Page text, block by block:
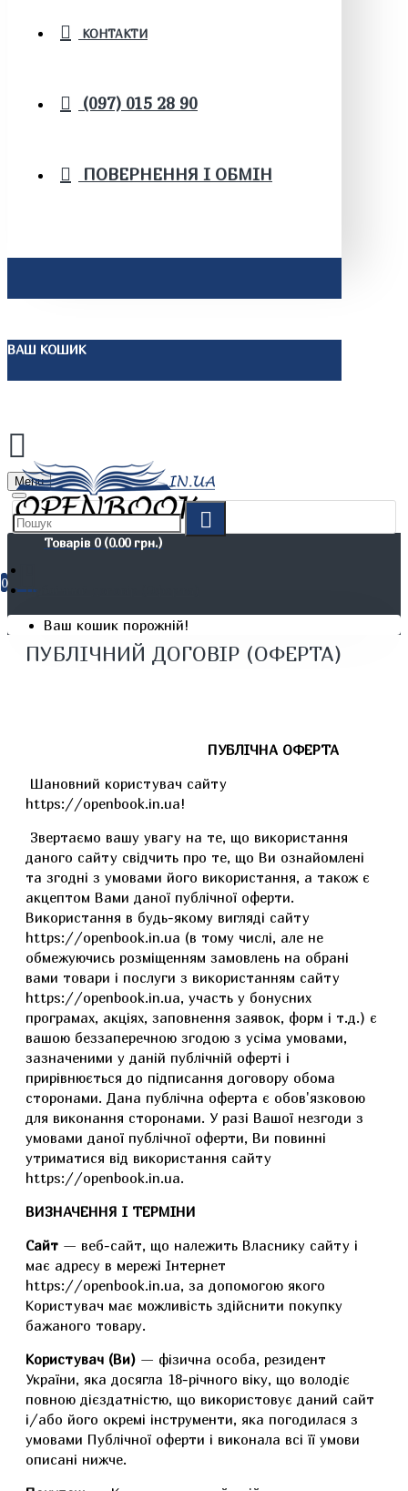
КОНТАКТИ
(097) 015 28 90
ПОВЕРНЕННЯ І ОБМІН
ВАШ КОШИК
Menu
Товарів 0 (0.00 грн.)
0
Ваш кошик порожній!
Публічний договір (Оферта)
ПУБЛІЧНИЙ ДОГОВІР (ОФЕРТА)
ПУБЛІЧНА ОФЕРТА
Шановний користувач сайту
https://openbook.in.ua!
Звертаємо вашу увагу на те, що використання
даного сайту свідчить про те, що Ви ознайомлені
та згодні з умовами його використання, а також є
акцептом Вами даної публічної оферти.
Використання в будь-якому вигляді сайту
https://openbook.in.ua (в тому числі, але не
обмежуючись розміщенням замовлень на обрані
вами товари і послуги з використанням сайту
https://openbook.in.ua, участь у бонусних
програмах, акціях, заповнення заявок, форм і т.д.) є
вашою беззаперечною згодою з усіма умовами,
зазначеними у даній публічній оферті і
прирівнюється до підписання договору обома
сторонами. Дана публічна оферта є обов'язковою
для виконання сторонами. У разі Вашої незгоди з
умовами даної публічної оферти, Ви повинні
утриматися від використання сайту
https://openbook.in.ua.
ВИЗНАЧЕННЯ І ТЕРМІНИ
Сайт — веб-сайт, що належить Власнику сайту і
має адресу в мережі Інтернет
https://openbook.in.ua, за допомогою якого
Користувач має можливість здійснити покупку
бажаного товару.
Користувач (Ви) — фізична особа, резидент
України, яка досягла 18-річного віку, що володіє
повною дієздатністю, що використовує даний сайт
і/або його окремі інструменти, яка погодилася з
умовами Публічної оферти і виконала всі її умови
описані нижче.